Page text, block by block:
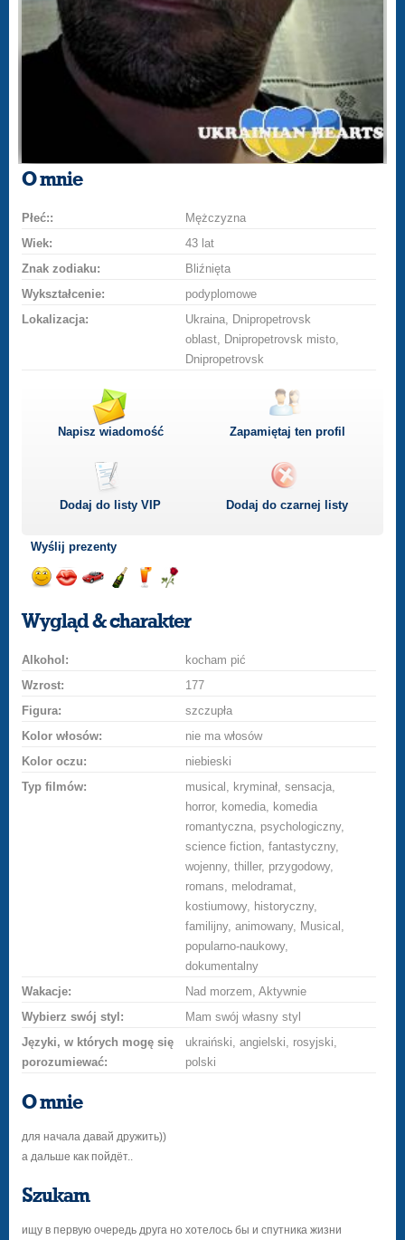
O mnie
Płeć::
Mężczyzna
Wiek:
43 lat
Znak zodiaku:
Bliźnięta
Wykształcenie:
podyplomowe
Lokalizacja:
Ukraina, Dnipropetrovsk
oblast, Dnipropetrovsk misto,
Dnipropetrovsk
Napisz wiadomość Zapamiętaj ten profil
Dodaj do listyVIP Dodaj do czarnej listy
Wyślij prezenty
uśmiech
buziakasamochodem
szampana
drinka
różę
Wygląd & charakter
Alkohol:
kocham pić
Wzrost:
177
Figura:
szczupła
Kolor włosów:
nie ma włosów
Kolor oczu:
niebieski
Typ filmów:
musical, kryminał, sensacja,
horror, komedia, komedia
romantyczna, psychologiczny,
science fiction, fantastyczny,
wojenny, thiller, przygodowy,
romans, melodramat,
kostiumowy, historyczny,
familijny, animowany, Musical,
popularno-naukowy,
dokumentalny
Wakacje:
Nad morzem, Aktywnie
Wybierz swój styl:
Mam swój własny styl
Języki, w których mogę się
porozumiewać:
ukraiński, angielski, rosyjski,
polski
O mnie
для начала давай дружить))
а дальше как пойдёт..
Szukam
ищу в первую очередь друга но хотелось бы и спутника жизни